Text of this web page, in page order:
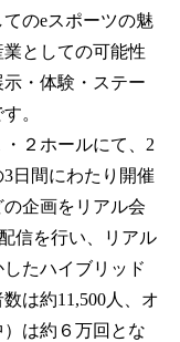
のeスポーツの魅
としての可能性
・体験・ステー
。
２ホールにて、2
日間にわたり開催
企画をリアル会
信を行い、リアル
たハイブリッド
は約11,500人、オ
は約６万回とな